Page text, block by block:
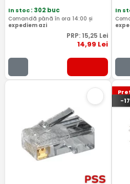
In stoc: 302 buc
Comandă până în ora 14:00 și
expediem azi
PRP: 15,25 Lei
14,99 Lei
In
-